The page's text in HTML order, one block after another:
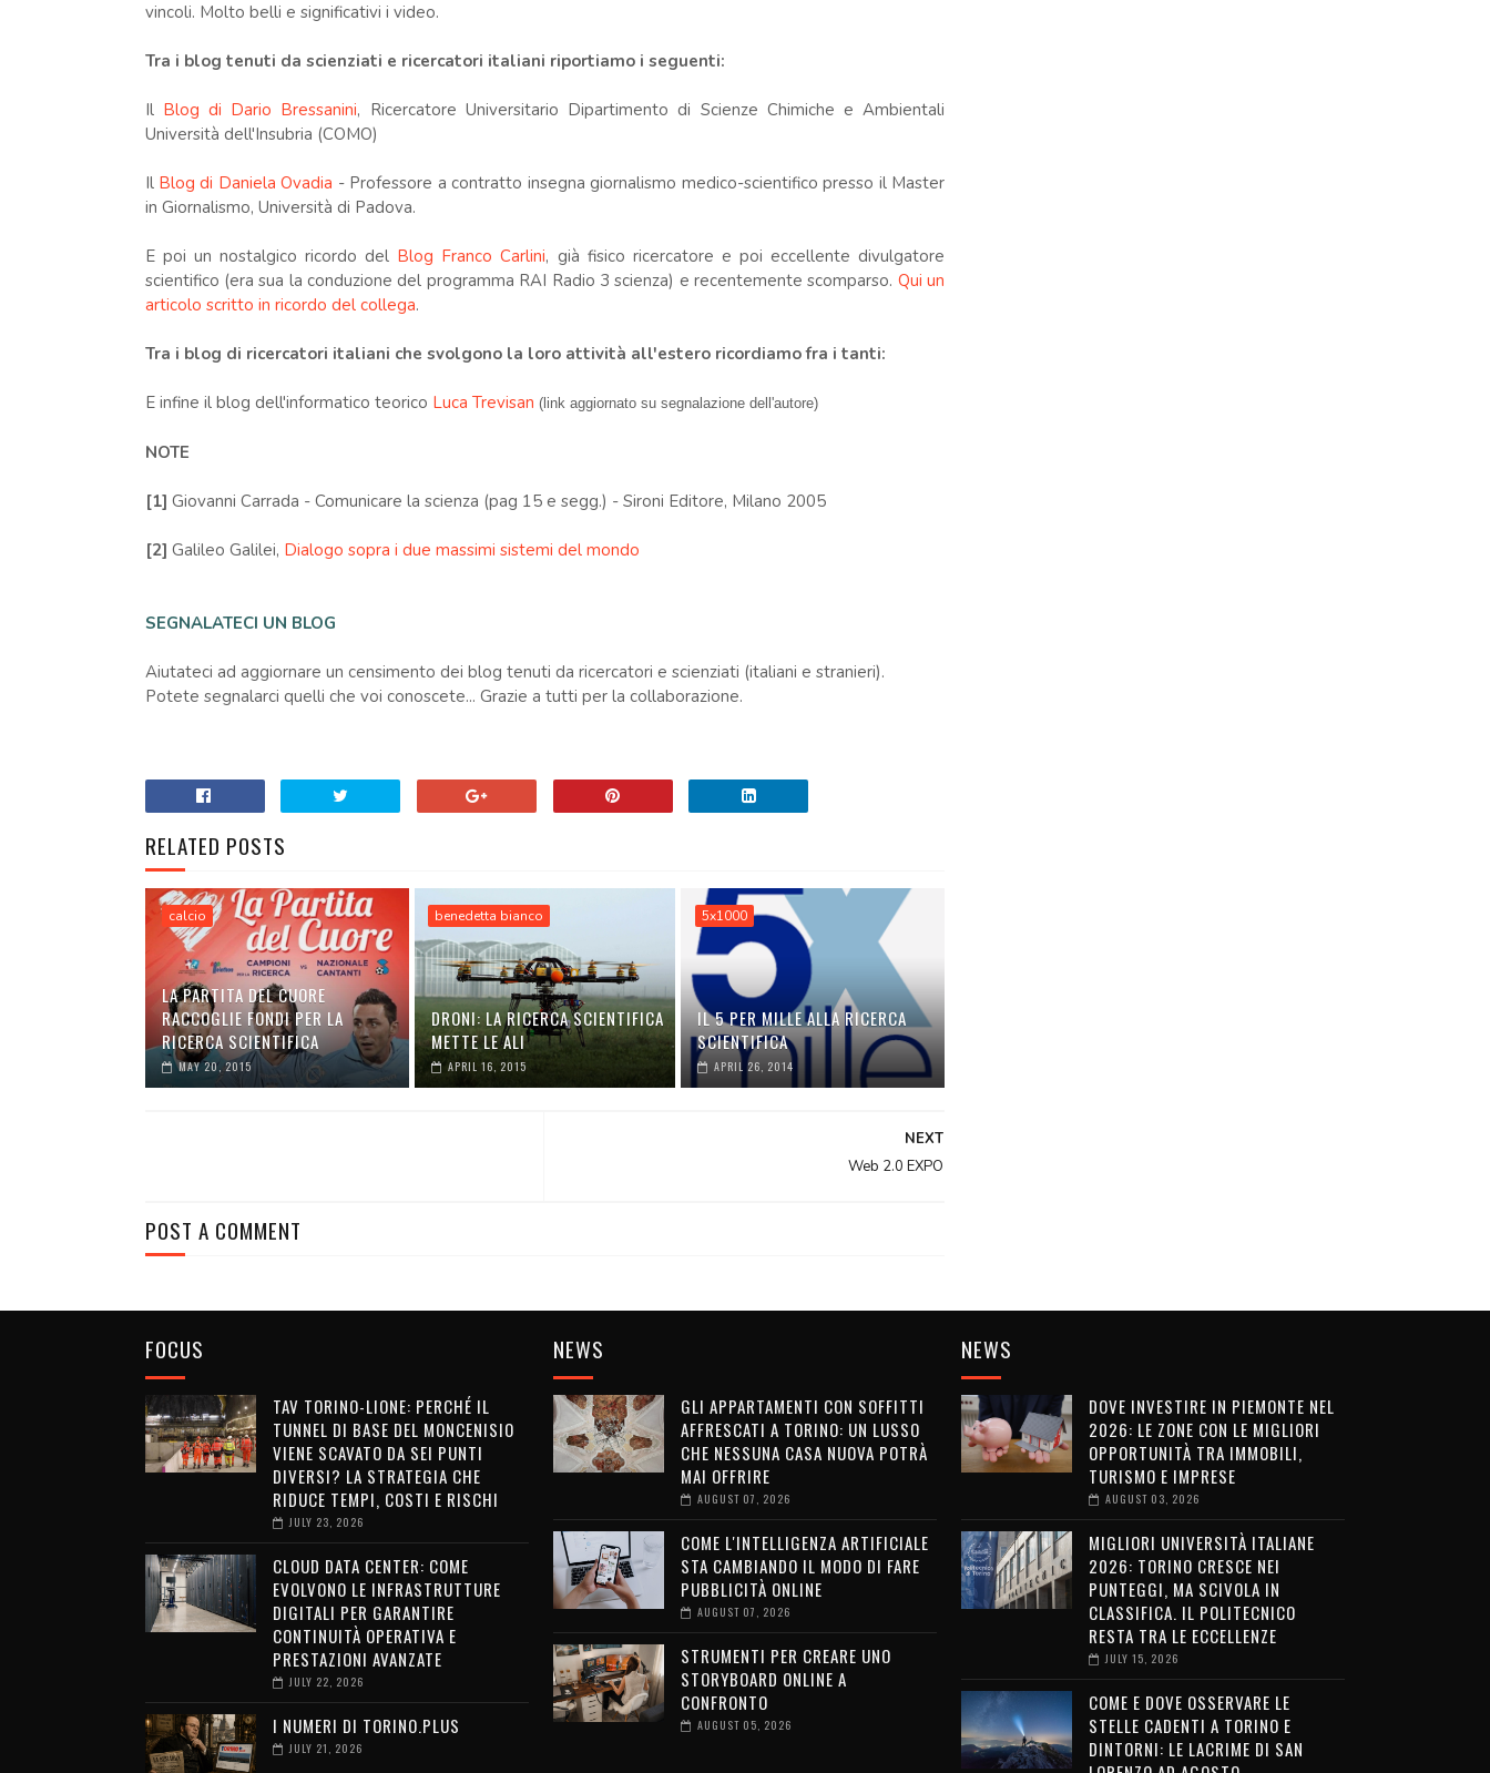
vincoli. Molto belli e significativi i video.
Tra i blog tenuti da scienziati e ricercatori italiani riportiamo i seguenti:
Il Blog di Dario Bressanini, Ricercatore Universitario Dipartimento di Scienze Chimiche e Ambientali
Università dell'Insubria (COMO)
Il Blog di Daniela Ovadia - Professore a contratto insegna giornalismo medico-scientifico presso il Master
in Giornalismo, Università di Padova.
E poi un nostalgico ricordo del Blog Franco Carlini, già fisico ricercatore e poi eccellente divulgatore
scientifico (era sua la conduzione del programma RAI Radio 3 scienza) e recentemente scomparso. Qui un
articolo scritto in ricordo del collega.
Tra i blog di ricercatori italiani che svolgono la loro attività all'estero ricordiamo fra i tanti:
E infine il blog dell'informatico teorico Luca Trevisan (link aggiornato su segnalazione dell'autore)
NOTE
[1] Giovanni Carrada - Comunicare la scienza (pag 15 e segg.) - Sironi Editore, Milano 2005
[2] Galileo Galilei, Dialogo sopra i due massimi sistemi del mondo
SEGNALATECI UN BLOG
Aiutateci ad aggiornare un censimento dei blog tenuti da ricercatori e scienziati (italiani e stranieri).
Potete segnalarci quelli che voi conoscete... Grazie a tutti per la collaborazione.
RELATED POSTS
calcio
LA PARTITA DEL CUORE
RACCOGLIE FONDI PER LA
RICERCA SCIENTIFICA
MAY 20, 2015
benedetta bianco
DRONI: LA RICERCA SCIENTIFICA
METTE LE ALI
APRIL 16, 2015
5x1000
IL 5 PER MILLE ALLA RICERCA
SCIENTIFICA
APRIL 26, 2014
NEXT
Web 2.0 EXPO
POST A COMMENT
FOCUS
TAV TORINO-LIONE: PERCHÉ IL
TUNNEL DI BASE DEL MONCENISIO
VIENE SCAVATO DA SEI PUNTI
DIVERSI? LA STRATEGIA CHE
RIDUCE TEMPI, COSTI E RISCHI
JULY 23, 2026
CLOUD DATA CENTER: COME
EVOLVONO LE INFRASTRUTTURE
DIGITALI PER GARANTIRE
CONTINUITÀ OPERATIVA E
PRESTAZIONI AVANZATE
JULY 22, 2026
I NUMERI DI TORINO.PLUS
JULY 21, 2026
NEWS
GLI APPARTAMENTI CON SOFFITTI
AFFRESCATI A TORINO: UN LUSSO
CHE NESSUNA CASA NUOVA POTRÀ
MAI OFFRIRE
AUGUST 07, 2026
COME L'INTELLIGENZA ARTIFICIALE
STA CAMBIANDO IL MODO DI FARE
PUBBLICITÀ ONLINE
AUGUST 07, 2026
STRUMENTI PER CREARE UNO
STORYBOARD ONLINE A
CONFRONTO
AUGUST 05, 2026
NEWS
DOVE INVESTIRE IN PIEMONTE NEL
2026: LE ZONE CON LE MIGLIORI
OPPORTUNITÀ TRA IMMOBILI,
TURISMO E IMPRESE
AUGUST 03, 2026
MIGLIORI UNIVERSITÀ ITALIANE
2026: TORINO CRESCE NEI
PUNTEGGI, MA SCIVOLA IN
CLASSIFICA. IL POLITECNICO
RESTA TRA LE ECCELLENZE
JULY 15, 2026
COME E DOVE OSSERVARE LE
STELLE CADENTI A TORINO E
DINTORNI: LE LACRIME DI SAN